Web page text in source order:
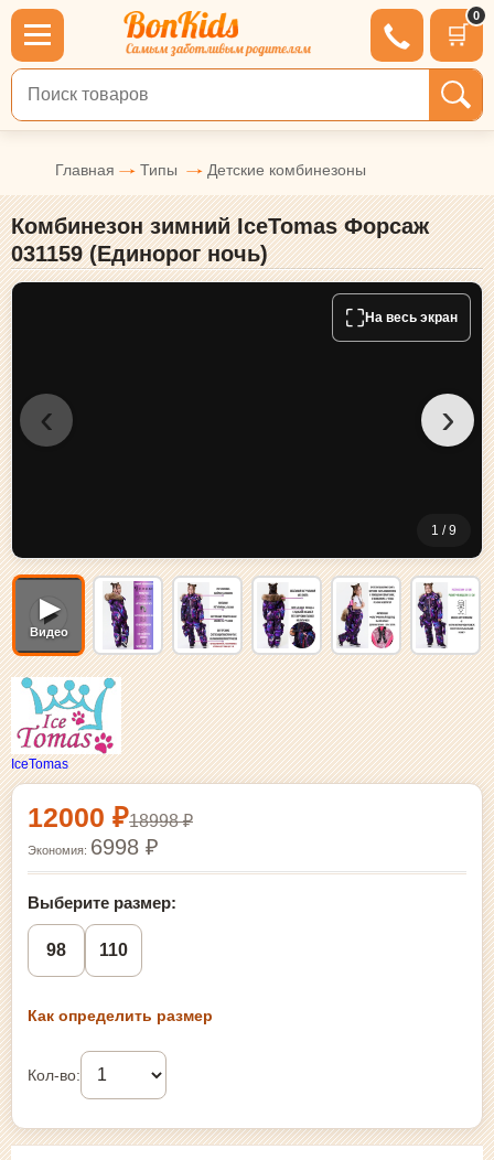
🛒
0
Поиск по товарам
Главная Типы Детские комбинезоны
Комбинезон зимний IceTomas Форсаж
031159 (Единорог ночь)
⛶ На весь экран
‹ ›
1 / 9
▶
Видео
IceTomas
Выбор размера и покупка
18998 ₽
12000 ₽
Экономия: 6998 ₽
Выберите размер:
98 110
Как определить размер
Кол-во: